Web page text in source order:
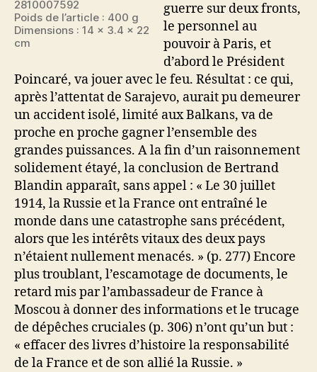
2810007592
Poids de l’article : 400 g
Dimensions : 14 x 3.4 x 22
cm
guerre sur deux fronts,
le personnel au
pouvoir à Paris, et
d’abord le Président
Poincaré, va jouer avec le feu. Résultat : ce qui,
après l’attentat de Sarajevo, aurait pu demeurer
un accident isolé, limité aux Balkans, va de
proche en proche gagner l’ensemble des
grandes puissances. A la fin d’un raisonnement
solidement étayé, la conclusion de Bertrand
Blandin apparaît, sans appel : « Le 30 juillet
1914, la Russie et la France ont entraîné le
monde dans une catastrophe sans précédent,
alors que les intérêts vitaux des deux pays
n’étaient nullement menacés. » (p. 277) Encore
plus troublant, l’escamotage de documents, le
retard mis par l’ambassadeur de France à
Moscou à donner des informations et le trucage
de dépêches cruciales (p. 306) n’ont qu’un but :
« effacer des livres d’histoire la responsabilité
de la France et de son allié la Russie. »